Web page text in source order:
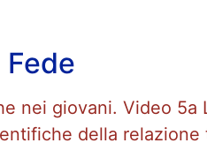
nei giovani. Video
della